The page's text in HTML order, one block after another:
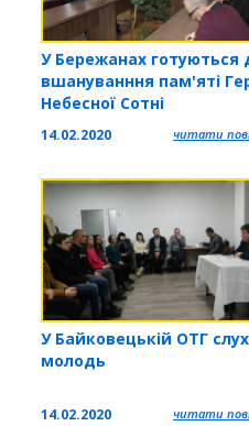
У Бережанах готуються
вшануванння пам'яті
Небесної Сотні
14.02.2020 читати
У Байковецькій ОТГ
молодь
14.02.2020 читати